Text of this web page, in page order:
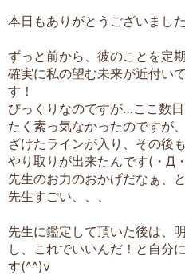
本日もありがとうございました
ずっと前から、彼のことを定
確実に私の望む未来が近付い
す！
びっくりなのですが…ここ数
たく素っ気なかったのですが
ざけたラインが入り、その後
やり取りが出来たんです(・Д
先生のお力のおかげだなぁ、
先生すごい、、、
先生に鑑定して頂いた後は、
し、これでいいんだ！と自分
す(^^)v